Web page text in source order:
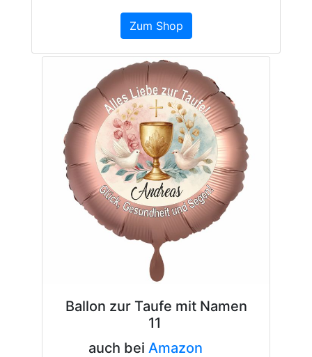
Zum Shop
Ballon zur Taufe mit Namen
11
auch bei Amazon